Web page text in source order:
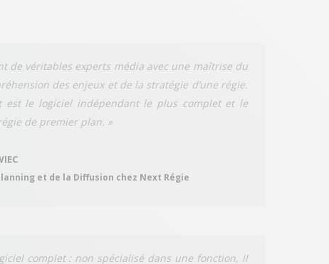
de véritables experts média avec une maîtrise du
des enjeux et de la stratégie d’une régie.
est le logiciel indépendant le plus complet et le
de premier plan. »
et de la Diffusion chez Next Régie
complet : non spécialisé dans une fonction, il